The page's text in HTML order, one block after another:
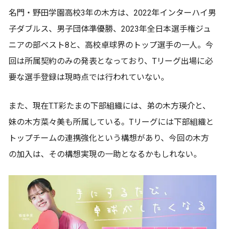
名門・野田学園高校3年の木方は、2022年インターハイ男
子ダブルス、男子団体準優勝、2023年全日本選手権ジュ
ニアの部ベスト8と、高校卓球界のトップ選手の一人。今
回は所属契約のみの発表となっており、Tリーグ出場に必
要な選手登録は現時点では行われていない。
また、現在T.T彩たまの下部組織には、弟の木方瑛介と、
妹の木方菜々美も所属している。Tリーグには下部組織と
トップチームの連携強化という構想があり、今回の木方
の加入は、その構想実現の一助となるかもしれない。